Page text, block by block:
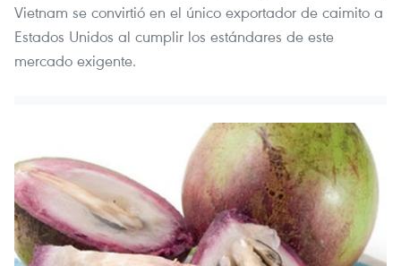
Vietnam se convirtió en el único exportador de caimito a
Estados Unidos al cumplir los estándares de este
mercado exigente.